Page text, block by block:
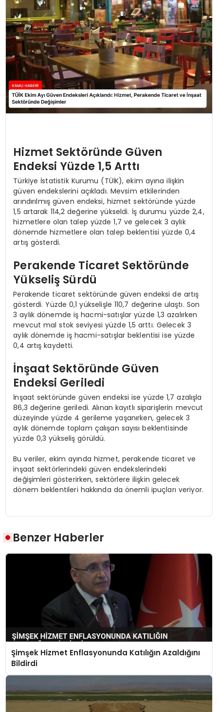
Hizmet Sektöründe Güven
Endeksi Yüzde 1,5 Arttı
Türkiye İstatistik Kurumu (TÜİK), ekim ayına ilişkin
güven endekslerini açıkladı. Mevsim etkilerinden
arındırılmış güven endeksi, hizmet sektöründe yüzde
1,5 artarak 114,2 değerine yükseldi. İş durumu yüzde 2,4,
hizmetlere olan talep yüzde 1,7 ve gelecek 3 aylık
dönemde hizmetlere olan talep beklentisi yüzde 0,4
artış gösterdi.
Perakende Ticaret Sektöründe
Yükseliş Sürdü
Perakende ticaret sektöründe güven endeksi de artış
gösterdi. Yüzde 0,1 yükselişle 110,7 değerine ulaştı. Son
3 aylık dönemde iş hacmi-satışlar yüzde 1,3 azalırken
mevcut mal stok seviyesi yüzde 1,5 arttı. Gelecek 3
aylık dönemde iş hacmi-satışlar beklentisi ise yüzde
0,4 artış kaydetti.
İnşaat Sektöründe Güven
Endeksi Geriledi
İnşaat sektöründe güven endeksi ise yüzde 1,7 azalışla
86,3 değerine geriledi. Alınan kayıtlı siparişlerin mevcut
düzeyinde yüzde 4 gerileme yaşanırken, gelecek 3
aylık dönemde toplam çalışan sayısı beklentisinde
yüzde 0,3 yükseliş görüldü.
Bu veriler, ekim ayında hizmet, perakende ticaret ve
inşaat sektörlerindeki güven endekslerindeki
değişimleri gösterirken, sektörlere ilişkin gelecek
dönem beklentileri hakkında da önemli ipuçları veriyor.
Benzer Haberler
Şimşek Hizmet Enflasyonunda Katılığın Azaldığını
Bildirdi